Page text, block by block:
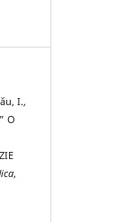
I.,
O
,